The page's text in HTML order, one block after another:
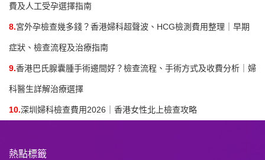
費及人工受孕選擇指南
8.宮外孕檢查幾多錢？香港婦科超聲波、HCG檢測費用整理｜早期
症狀、檢查流程及治療指南
9.香港巴氏腺囊腫手術邊間好？檢查流程、手術方式及收費分析｜婦
科醫生詳解治療選擇
10.深圳婦科檢查費用2026｜香港女性北上檢查攻略
熱點標籤